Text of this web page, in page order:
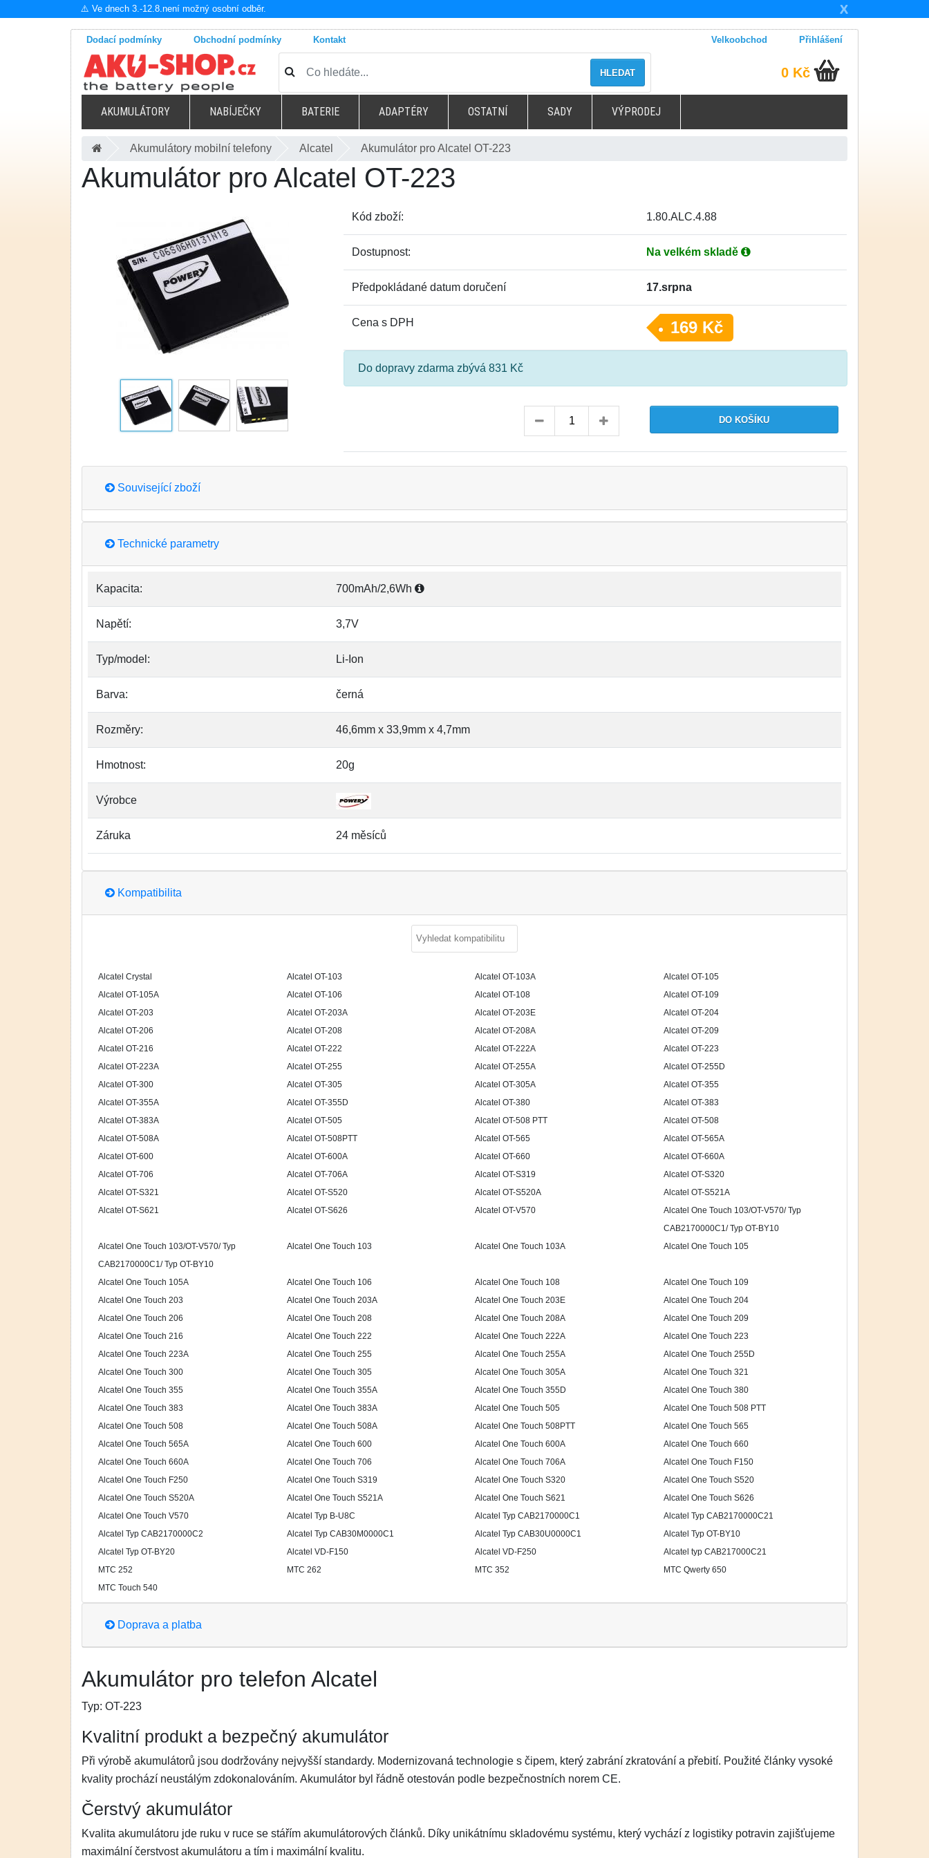
X
⚠️ Ve dnech 3.-12.8.není možný osobní odběr.
Dodací podmínky Obchodní podmínky Kontakt Velkoobchod Přihlášení
HLEDAT 0 Kč
AKUMULÁTORY NABÍJEČKY BATERIE ADAPTÉRY OSTATNÍ SADY VÝPRODEJ
Akumulátory mobilní telefony Alcatel Akumulátor pro Alcatel OT-223
Akumulátor pro Alcatel OT-223
Kód zboží: 1.80.ALC.4.88
Dostupnost: Na velkém skladě
Předpokládané datum doručení 17.srpna
Cena s DPH 169 Kč
Do dopravy zdarma zbývá 831 Kč
Související zboží
Technické parametry
Kapacita: 700mAh/2,6Wh
Napětí: 3,7V
Typ/model: Li-Ion
Barva: černá
Rozměry: 46,6mm x 33,9mm x 4,7mm
Hmotnost: 20g
Výrobce
Záruka 24 měsíců
Kompatibilita
Alcatel Crystal Alcatel OT-103 Alcatel OT-103A
Alcatel OT-105
Alcatel OT-105A
Alcatel OT-106 Alcatel OT-108
Alcatel OT-109
Alcatel OT-203
Alcatel OT-203A Alcatel OT-203E
Alcatel OT-204
Alcatel OT-206
Alcatel OT-208 Alcatel OT-208A
Alcatel OT-209
Alcatel OT-216
Alcatel OT-222 Alcatel OT-222A
Alcatel OT-223
Alcatel OT-223A
Alcatel OT-255 Alcatel OT-255A
Alcatel OT-255D
Alcatel OT-300
Alcatel OT-305 Alcatel OT-305A
Alcatel OT-355
Alcatel OT-355A
Alcatel OT-355D Alcatel OT-380
Alcatel OT-383
Alcatel OT-383A
Alcatel OT-505 Alcatel OT-508 PTT
Alcatel OT-508
Alcatel OT-508A
Alcatel OT-508PTT Alcatel OT-565
Alcatel OT-565A
Alcatel OT-600
Alcatel OT-600A Alcatel OT-660
Alcatel OT-660A
Alcatel OT-706
Alcatel OT-706A Alcatel OT-S319
Alcatel OT-S320
Alcatel OT-S321
Alcatel OT-S520 Alcatel OT-S520A
Alcatel OT-S521A
Alcatel OT-S621
Alcatel OT-S626 Alcatel OT-V570
Alcatel One Touch 103/OT-V570/ Typ
CAB2170000C1/ Typ OT-BY10
Alcatel One Touch 103/OT-V570/ Typ
CAB2170000C1/ Typ OT-BY10
Alcatel One Touch 103 Alcatel One Touch 103A Alcatel One Touch 105
Alcatel One Touch 105A Alcatel One Touch 106 Alcatel One Touch 108
Alcatel One Touch 109
Alcatel One Touch 203
Alcatel One Touch 203A Alcatel One Touch 203E
Alcatel One Touch 204
Alcatel One Touch 206
Alcatel One Touch 208 Alcatel One Touch 208A
Alcatel One Touch 209
Alcatel One Touch 216
Alcatel One Touch 222 Alcatel One Touch 222A
Alcatel One Touch 223
Alcatel One Touch 223A
Alcatel One Touch 255 Alcatel One Touch 255A
Alcatel One Touch 255D
Alcatel One Touch 300
Alcatel One Touch 305 Alcatel One Touch 305A
Alcatel One Touch 321
Alcatel One Touch 355
Alcatel One Touch 355A Alcatel One Touch 355D
Alcatel One Touch 380
Alcatel One Touch 383
Alcatel One Touch 383A Alcatel One Touch 505
Alcatel One Touch 508 PTT
Alcatel One Touch 508
Alcatel One Touch 508A Alcatel One Touch 508PTT
Alcatel One Touch 565
Alcatel One Touch 565A
Alcatel One Touch 600 Alcatel One Touch 600A
Alcatel One Touch 660
Alcatel One Touch 660A
Alcatel One Touch 706 Alcatel One Touch 706A
Alcatel One Touch F150
Alcatel One Touch F250
Alcatel One Touch S319 Alcatel One Touch S320
Alcatel One Touch S520
Alcatel One Touch S520A
Alcatel One Touch S521A Alcatel One Touch S621
Alcatel One Touch S626
Alcatel One Touch V570
Alcatel Typ B-U8C Alcatel Typ CAB2170000C1
Alcatel Typ CAB2170000C21
Alcatel Typ CAB2170000C2
Alcatel Typ CAB30M0000C1 Alcatel Typ CAB30U0000C1
Alcatel Typ OT-BY10
Alcatel Typ OT-BY20
Alcatel VD-F150 Alcatel VD-F250
Alcatel typ CAB217000C21
MTC 252
MTC 262 MTC 352
MTC Qwerty 650
MTC Touch 540
Doprava a platba
Akumulátor pro telefon Alcatel
Typ: OT-223
Kvalitní produkt a bezpečný akumulátor
Při výrobě akumulátorů jsou dodržovány nejvyšší standardy. Modernizovaná technologie s čipem, který zabrání zkratování a přebití. Použité články vysoké
kvality prochází neustálým zdokonalováním. Akumulátor byl řádně otestován podle bezpečnostních norem CE.
Čerstvý akumulátor
Kvalita akumulátoru jde ruku v ruce se stářím akumulátorových článků. Díky unikátnímu skladovému systému, který vychází z logistiky potravin zajišťujeme
maximální čerstvost akumulátoru a tím i maximální kvalitu.